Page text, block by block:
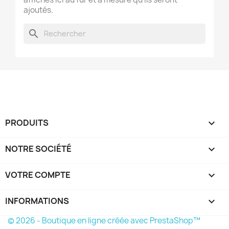
ajoutés.
search
PRODUITS 
NOTRE SOCIÉTÉ 
VOTRE COMPTE 
INFORMATIONS keyboard_arrow_down
© 2026 - Boutique en ligne créée avec PrestaShop™